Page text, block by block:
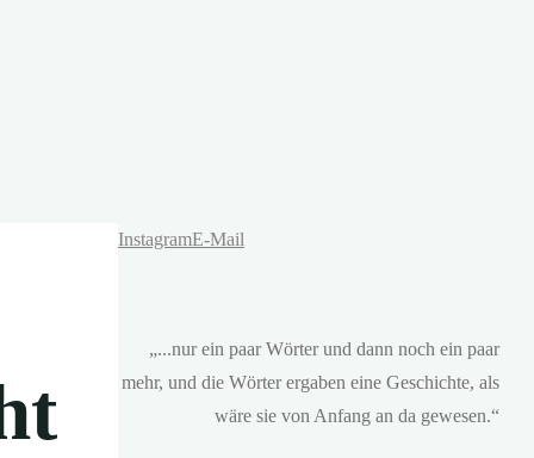
InstagramE-Mail
„...nur ein paar Wörter und dann noch ein paar
mehr, und die Wörter ergaben eine Geschichte, als
wäre sie von Anfang an da gewesen.“